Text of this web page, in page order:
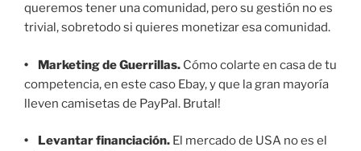
queremos tener una comunidad, pero su gestión no es
trivial, sobretodo si quieres monetizar esa comunidad.
• Marketing de Guerrillas. Cómo colarte en casa de tu
competencia, en este caso Ebay, y que la gran mayoría
lleven camisetas de PayPal. Brutal!
• Levantar financiación. El mercado de USA no es el